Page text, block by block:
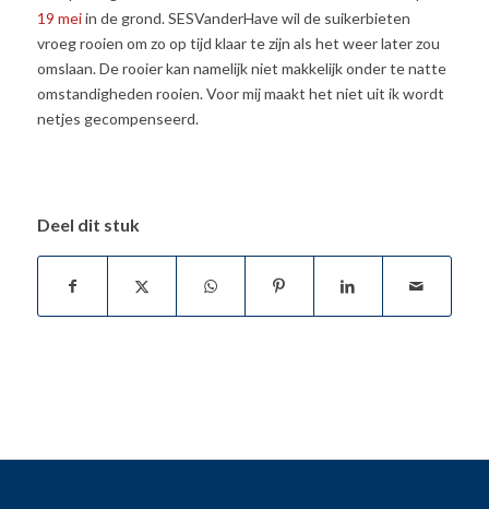
19 meiin de grond. SESVanderHave wil de suikerbieten
vroeg rooien om zo op tijd klaar te zijn als het weer later zou
omslaan. De rooier kan namelijk niet makkelijk onder te natte
omstandigheden rooien. Voor mij maakt het niet uit ik wordt
netjes gecompenseerd.
Deel dit stuk